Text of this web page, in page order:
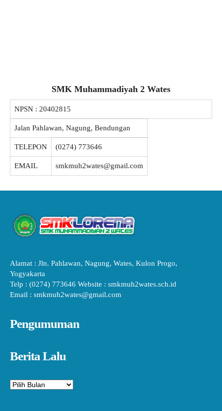
SMK Muhammadiyah 2 Wates
NPSN : 20402815
Jalan Pahlawan, Nagung, Bendungan
TELEPON (0274) 773646
EMAIL smkmuh2wates@gmail.com
Alamat : Jln. Pahlawan, Nagung, Wates, Kulon Progo,
Yogyakarta
Telp : (0274) 773646 Website : smkmuh2wates.sch.id
Email : smkmuh2wates@gmail.com
Pengumuman
Berita Lalu
Arsip